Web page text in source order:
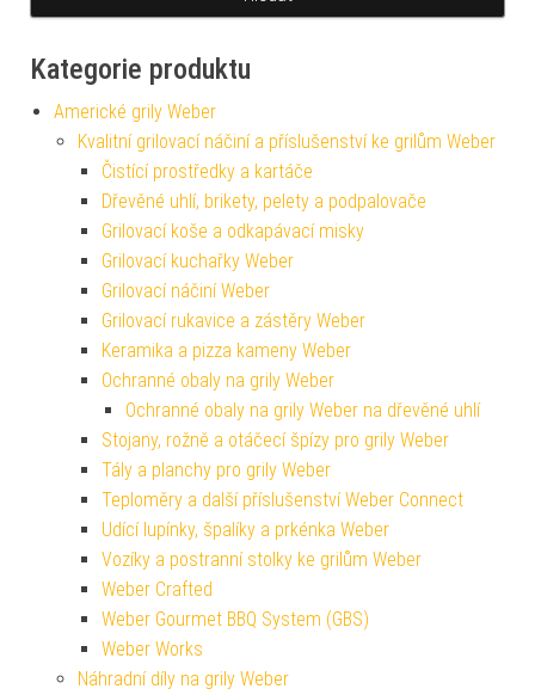
Kategorie produktu
Americké grily Weber
Kvalitní grilovací náčiní a příslušenství ke grilům Weber
Čistící prostředky a kartáče
Dřevěné uhlí, brikety, pelety a podpalovače
Grilovací koše a odkapávací misky
Grilovací kuchařky Weber
Grilovací náčiní Weber
Grilovací rukavice a zástěry Weber
Keramika a pizza kameny Weber
Ochranné obaly na grily Weber
Ochranné obaly na grily Weber na dřevěné uhlí
Stojany, rožně a otáčecí špízy pro grily Weber
Tály a planchy pro grily Weber
Teploměry a další příslušenství Weber Connect
Udící lupínky, špalíky a prkénka Weber
Vozíky a postranní stolky ke grilům Weber
Weber Crafted
Weber Gourmet BBQ System (GBS)
Weber Works
Náhradní díly na grily Weber